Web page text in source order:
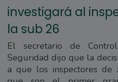
investigará al
la sub 26
El secretario de
Seguridad dijo que la
a que los inspectores de